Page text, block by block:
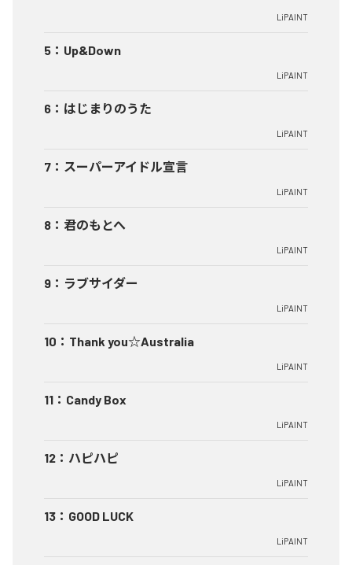
LiPAINT
5 ： Up&Down
LiPAINT
6 ： はじまりのうた
LiPAINT
7 ： スーパーアイドル宣言
LiPAINT
8 ： 君のもとへ
LiPAINT
9 ： ラブサイダー
LiPAINT
10 ： Thank you☆Australia
LiPAINT
11 ： Candy Box
LiPAINT
12 ： ハピハピ
LiPAINT
13 ： GOOD LUCK
LiPAINT